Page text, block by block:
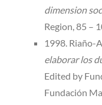
dimension
Region, 85 –
1998. Riaño-
elaborar los
Edited by
Fundación